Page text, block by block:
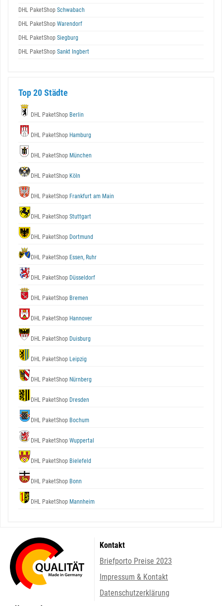
DHL PaketShop Schwabach
DHL PaketShop Warendorf
DHL PaketShop Siegburg
DHL PaketShop Sankt Ingbert
Top 20 Städte
DHL PaketShop Berlin
DHL PaketShop Hamburg
DHL PaketShop München
DHL PaketShop Köln
DHL PaketShop Frankfurt am Main
DHL PaketShop Stuttgart
DHL PaketShop Dortmund
DHL PaketShop Essen, Ruhr
DHL PaketShop Düsseldorf
DHL PaketShop Bremen
DHL PaketShop Hannover
DHL PaketShop Duisburg
DHL PaketShop Leipzig
DHL PaketShop Nürnberg
DHL PaketShop Dresden
DHL PaketShop Bochum
DHL PaketShop Wuppertal
DHL PaketShop Bielefeld
DHL PaketShop Bonn
DHL PaketShop Mannheim
Kontakt
Briefporto Preise 2023
Impressum & Kontakt
Datenschutzerklärung